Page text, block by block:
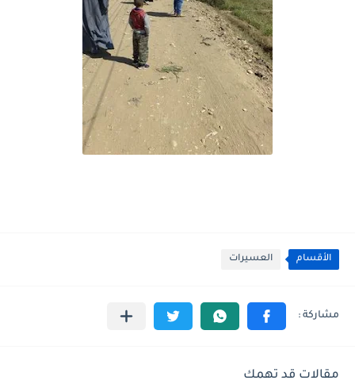
الأقسام العسيرات
مقالات قد تهمك